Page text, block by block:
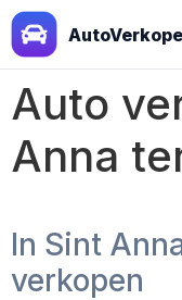
Auto
Anna
In Sint
verkopen